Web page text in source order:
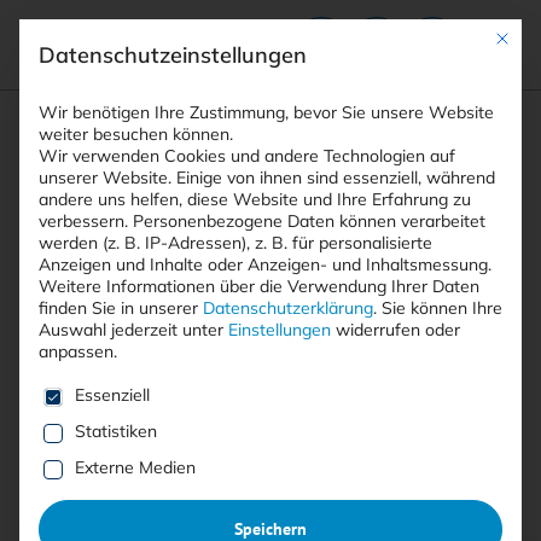
Suchfeld
Suchen
Breadcrumb-Navigation
STARTSEITE OSS REBUILD
Alle Beiträge mit dem
Schlagwort “OSS Rebuild”
Mit
Datenschutzeinstellungen
Wir benötigen Ihre Zustimmung, bevor Sie unsere Website
weiter besuchen können.
Wir verwenden Cookies und andere Technologien auf
unserer Website. Einige von ihnen sind essenziell, während
andere uns helfen, diese Website und Ihre Erfahrung zu
verbessern. Personenbezogene Daten können verarbeitet
werden (z. B. IP-Adressen), z. B. für personalisierte
Anzeigen und Inhalte oder Anzeigen- und Inhaltsmessung.
Weitere Informationen über die Verwendung Ihrer Daten
finden Sie in unserer Datenschutzerklärung. Sie können Ihre
Auswahl jederzeit unter Einstellungen widerrufen oder
anpassen.
Es folgt eine Liste der Service-Gruppen, für die eine
Essenziell
Statistiken
Externe Medien
Speichern